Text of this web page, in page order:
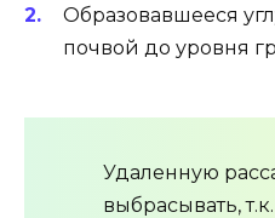
Образовавшееся
почвой до уровня
Удаленную
выбрасывать,